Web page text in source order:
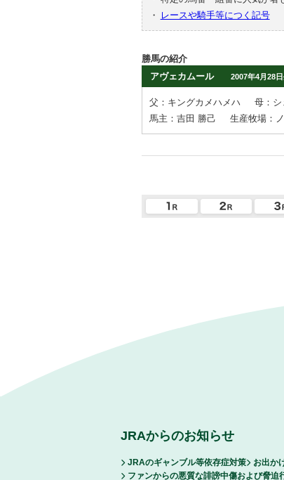
・
レースや騎手等につく記号
勝馬の紹介
アヴェカムール
2007年4月28
父：キングカメハメハ
母：シ
馬主：吉田 勝己
生産牧場：
JRAからのお知らせ
JRAのギャンブル等依存症対策 お出か
ファンからの悪質な誹謗中傷および脅迫